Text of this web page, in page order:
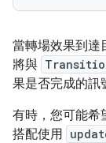
當轉場效果到達
將與
果是否完成的訊
有時，您可能希
搭配使用